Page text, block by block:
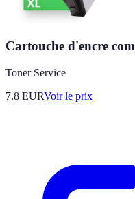
Cartouche d'encre
Toner Service
7.8 EURVoir le prix